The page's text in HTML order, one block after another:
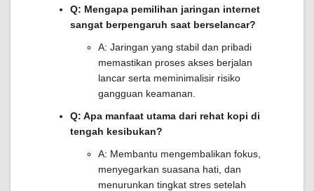
Q: Mengapa pemilihan jaringan internet
sangat berpengaruh saat berselancar?
A: Jaringan yang stabil dan pribadi
memastikan proses akses berjalan
lancar serta meminimalisir risiko
gangguan keamanan.
Q: Apa manfaat utama dari rehat kopi di
tengah kesibukan?
A: Membantu mengembalikan fokus,
menyegarkan suasana hati, dan
menurunkan tingkat stres setelah